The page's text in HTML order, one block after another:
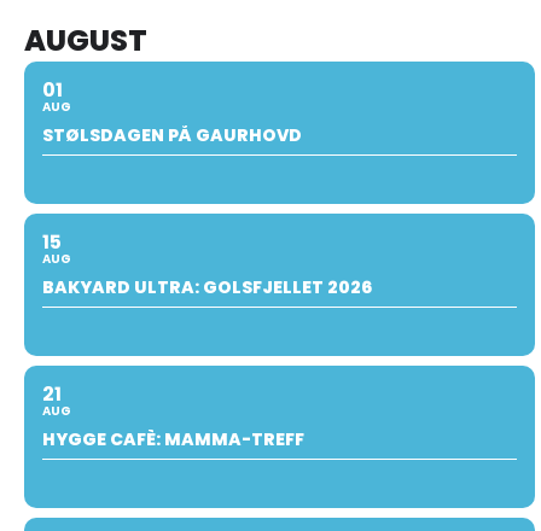
AUGUST
01
AUG
STØLSDAGEN PÅ GAURHOVD
15
AUG
BAKYARD ULTRA: GOLSFJELLET 2026
21
AUG
HYGGE CAFÈ: MAMMA-TREFF